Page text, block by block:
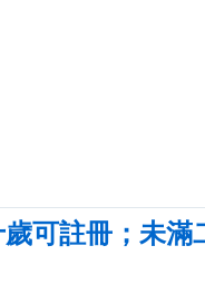
可註冊 ； 未滿